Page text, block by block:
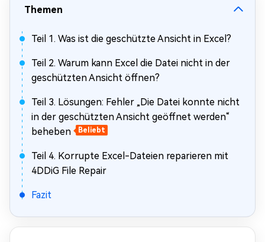
Themen
Teil 1. Was ist die geschützte Ansicht in Excel?
Teil 2. Warum kann Excel die Datei nicht in der
geschützten Ansicht öffnen?
Teil 3. Lösungen: Fehler „Die Datei konnte nicht
in der geschützten Ansicht geöffnet werden“
beheben
Beliebt
Teil 4. Korrupte Excel-Dateien reparieren mit
4DDiG File Repair
Fazit